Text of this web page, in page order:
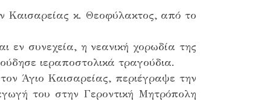
Καισαρείας κ. Θεοφύλακτος, από το
συνεχεία, η νεανική χορωδία της
ιεραποστολικά τραγούδια.
Άγιο Καισαρείας, περιέγραψε την
του στην Γεροντική Μητρόπολη